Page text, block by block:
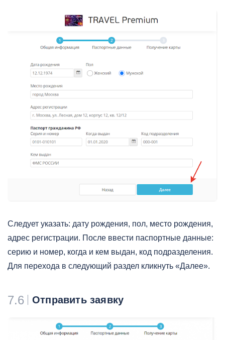
Следует указать: дату рождения, пол, место рождения,
адрес регистрации. После ввести паспортные данные:
серию и номер, когда и кем выдан, код подразделения.
Для перехода в следующий раздел кликнуть «Далее».
7.6 Отправить заявку